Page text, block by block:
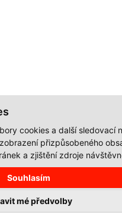
cookies a další sledovací
přizpůsobeného
a zjištění zdroje
Souhlasím
mé předvolby